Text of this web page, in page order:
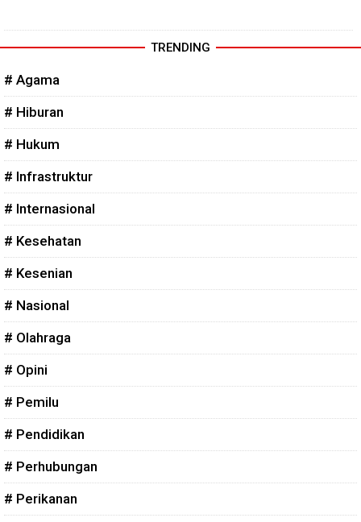
TRENDING
# Agama
# Hiburan
# Hukum
# Infrastruktur
# Internasional
# Kesehatan
# Kesenian
# Nasional
# Olahraga
# Opini
# Pemilu
# Pendidikan
# Perhubungan
# Perikanan